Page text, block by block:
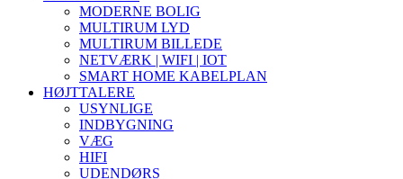
MODERNE BOLIG
MULTIRUM LYD
MULTIRUM BILLEDE
NETVÆRK | WIFI | IOT
SMART HOME KABELPLAN
HØJTTALERE
USYNLIGE
INDBYGNING
VÆG
HIFI
UDENDØRS